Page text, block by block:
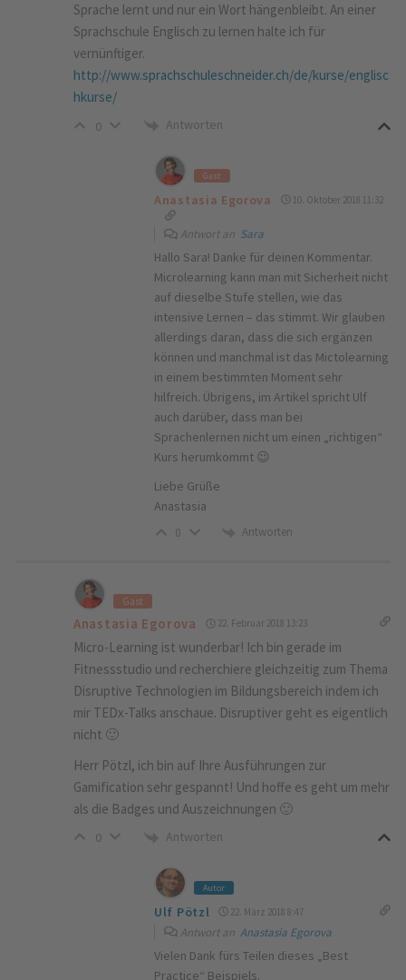
Sprache lernt und nur ein Wort hängenbleibt. An einer
Sprachschule Englisch zu lernen halte ich für
vernünftiger.
http://www.sprachschuleschneider.ch/de/kurse/englisc
hkurse/
0 Antworten
Gast
Anastasia Egorova 10. Oktober 2018 11:32
Antwort an Sara
Hallo Sara! Danke für deinen Kommentar.
Microlearning kann man mit Sicherheit nicht
auf dieselbe Stufe stellen, wie das
intensive Lernen – das stimmt. Wir glauben
allerdings daran, dass die sich ergänzen
können und manchmal ist das Mictolearning
in einem bestimmten Moment sehr
hilfreich. Übrigens, im Artikel spricht Ulf
auch darüber, dass man bei
Sprachenlernen nicht um einen „richtigen“
Kurs herumkommt 😉
Liebe Grüße
Anastasia
0 Antworten
Gast
Anastasia Egorova 22. Februar 2018 13:23
Micro-Learning ist wunderbar! Ich bin gerade im
Fitnessstudio und recherchiere gleichzeitig zum Thema
Disruptive Technologien im Bildungsbereich indem ich
mir TEDx-Talks anschaue. Disruptiver geht es eigentlich
nicht 🙂
Herr Pötzl, ich bin auf Ihre Ausführungen zur
Gamification sehr gespannt! Und hoffe es geht um mehr
als die Badges und Auszeichnungen 🙂
0 Antworten
Autor
Ulf Pötzl 22. März 2018 8:47
Antwort an Anastasia Egorova
Vielen Dank fürs Teilen dieses „Best
Practice“ Beispiels.